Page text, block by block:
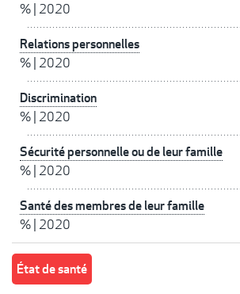
% 2020
Relations personnelles
% 2020
Discrimination
% 2020
Sécurité personnelle ou de leur famille
% 2020
Santé des membres de leur famille
% 2020
État de santé